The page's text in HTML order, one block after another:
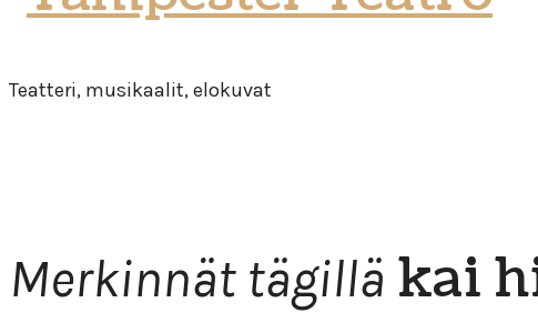
Teatro
Teatteri, musikaalit, elokuvat
Merkinnät tägillä kai